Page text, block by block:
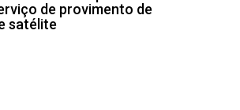
de provimento de
satélite